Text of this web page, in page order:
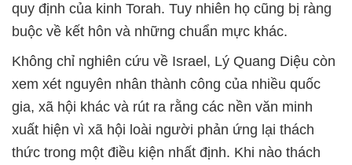
quy định của kinh Torah. Tuy nhiên họ cũng bị ràng
buộc về kết hôn và những chuẩn mực khác.
Không chỉ nghiên cứu về Israel, Lý Quang Diệu còn
xem xét nguyên nhân thành công của nhiều quốc
gia, xã hội khác và rút ra rằng các nền văn minh
xuất hiện vì xã hội loài người phản ứng lại thách
thức trong một điều kiện nhất định. Khi nào thách